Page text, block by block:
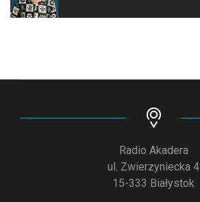
Radio Akadera
ul. Zwierzyniecka 4
15-333 Białystok